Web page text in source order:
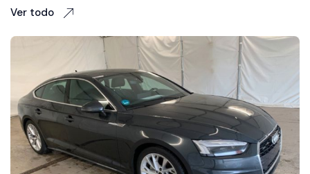
Ver todo